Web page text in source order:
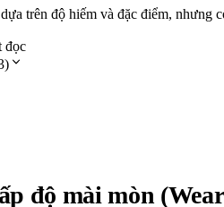
trên độ hiếm và đặc điểm, nhưng
đọc
)
độ mài mòn